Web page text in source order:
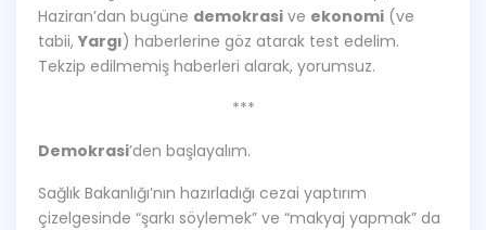
Haziran’dan bugüne demokrasi ve ekonomi (ve
tabii, Yargı) haberlerine göz atarak test edelim.
Tekzip edilmemiş haberleri alarak, yorumsuz.
***
Demokrasi’den başlayalım.
Sağlık Bakanlığı’nın hazırladığı cezai yaptırım
çizelgesinde “şarkı söylemek” ve “makyaj yapmak” da